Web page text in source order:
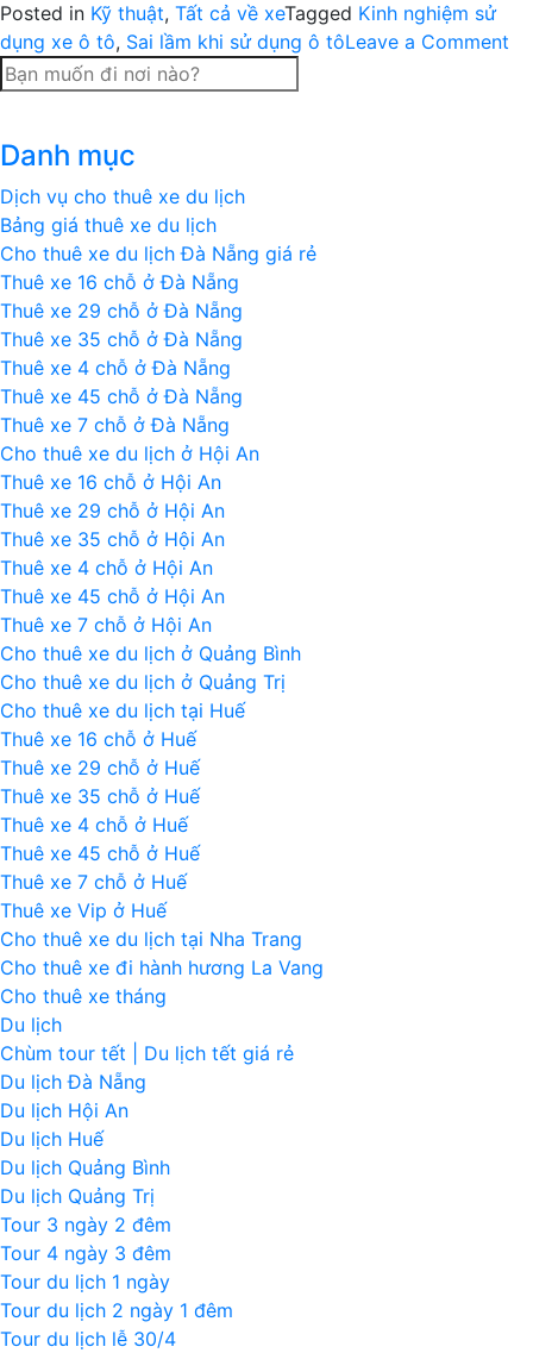
Posted in Kỹ thuật, Tất cả về xeTagged Kinh nghiệm sử
dụng xe ô tô, Sai lầm khi sử dụng ô tôLeave a Comment
Danh mục
Dịch vụ cho thuê xe du lịch
Bảng giá thuê xe du lịch
Cho thuê xe du lịch Đà Nẵng giá rẻ
Thuê xe 16 chỗ ở Đà Nẵng
Thuê xe 29 chỗ ở Đà Nẵng
Thuê xe 35 chỗ ở Đà Nẵng
Thuê xe 4 chỗ ở Đà Nẵng
Thuê xe 45 chỗ ở Đà Nẵng
Thuê xe 7 chỗ ở Đà Nẵng
Cho thuê xe du lịch ở Hội An
Thuê xe 16 chỗ ở Hội An
Thuê xe 29 chỗ ở Hội An
Thuê xe 35 chỗ ở Hội An
Thuê xe 4 chỗ ở Hội An
Thuê xe 45 chỗ ở Hội An
Thuê xe 7 chỗ ở Hội An
Cho thuê xe du lịch ở Quảng Bình
Cho thuê xe du lịch ở Quảng Trị
Cho thuê xe du lịch tại Huế
Thuê xe 16 chỗ ở Huế
Thuê xe 29 chỗ ở Huế
Thuê xe 35 chỗ ở Huế
Thuê xe 4 chỗ ở Huế
Thuê xe 45 chỗ ở Huế
Thuê xe 7 chỗ ở Huế
Thuê xe Vip ở Huế
Cho thuê xe du lịch tại Nha Trang
Cho thuê xe đi hành hương La Vang
Cho thuê xe tháng
Du lịch
Chùm tour tết | Du lịch tết giá rẻ
Du lịch Đà Nẵng
Du lịch Hội An
Du lịch Huế
Du lịch Quảng Bình
Du lịch Quảng Trị
Tour 3 ngày 2 đêm
Tour 4 ngày 3 đêm
Tour du lịch 1 ngày
Tour du lịch 2 ngày 1 đêm
Tour du lịch lễ 30/4